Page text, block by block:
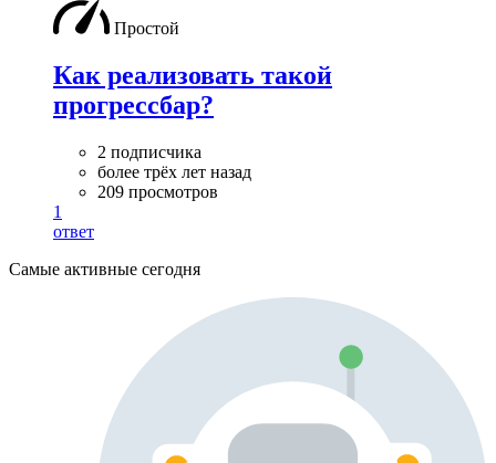
Простой
Как реализовать такой
прогрессбар?
2 подписчика
более трёх лет назад
209 просмотров
1
ответ
Самые активные сегодня